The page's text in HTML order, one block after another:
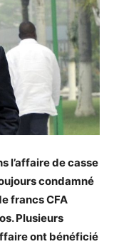
l’affaire de casse
condamné
francs CFA
Plusieurs
ont bénéficié